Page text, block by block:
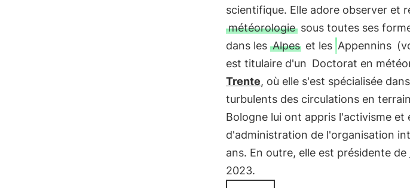
scientifique. Elle adore observer et
météorologiesous toutes ses
dans les Alpes et les Appennins
est titulaire d'un Doctorat en
Trente, où elle s'est spécialisée
turbulents des circulations en
Bologne lui ont appris l'activisme et
d'administration de l'organisation
ans. En outre, elle est présidente de
2023.